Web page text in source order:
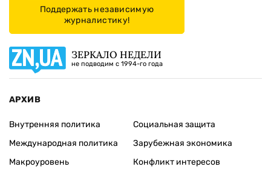
Поддержать независимую
журналистику!
ЗЕРКАЛО НЕДЕЛИ
не подводим с 1994-го года
АРХИВ
Внутренняя политика
Международная политика
Макроуровень
Социальная защита
Зарубежная экономика
Конфликт интересов